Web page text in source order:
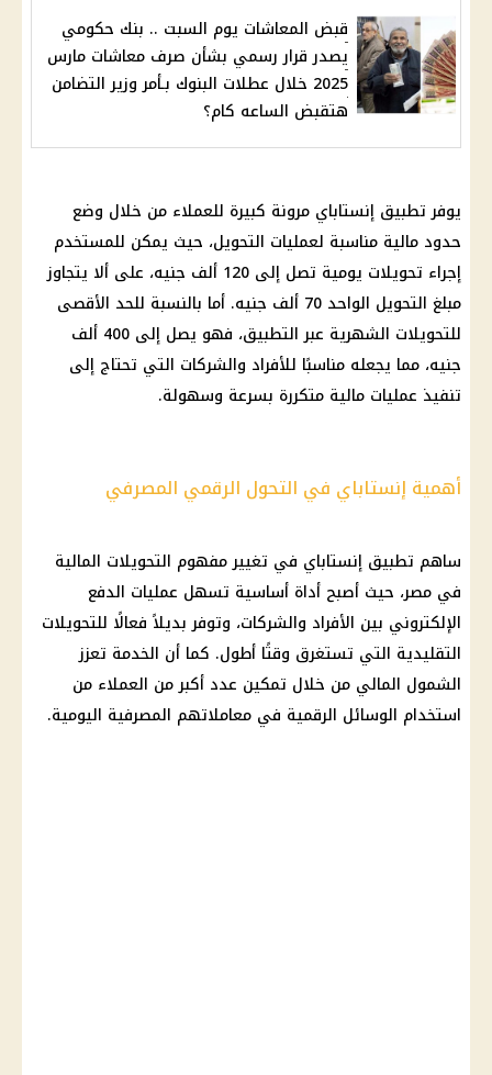
قبض المعاشات يوم السبت .. بنك حكومي
يصدر قرار رسمي بشأن صرف معاشات مارس
2025 خلال عطلات البنوك بـأمر وزير التضامن
هتقبض الساعه كام؟
يوفر تطبيق إنستاباي مرونة كبيرة للعملاء من خلال وضع
حدود مالية مناسبة لعمليات التحويل، حيث يمكن للمستخدم
إجراء تحويلات يومية تصل إلى 120 ألف جنيه، على ألا يتجاوز
مبلغ التحويل الواحد 70 ألف جنيه. أما بالنسبة للحد الأقصى
للتحويلات الشهرية عبر التطبيق، فهو يصل إلى 400 ألف
جنيه، مما يجعله مناسبًا للأفراد والشركات التي تحتاج إلى
تنفيذ عمليات مالية متكررة بسرعة وسهولة.
أهمية إنستاباي في التحول الرقمي المصرفي
ساهم تطبيق إنستاباي في تغيير مفهوم التحويلات المالية
في مصر، حيث أصبح أداة أساسية تسهل عمليات الدفع
الإلكتروني بين الأفراد والشركات، وتوفر بديلاً فعالًا للتحويلات
التقليدية التي تستغرق وقتًا أطول. كما أن الخدمة تعزز
الشمول المالي من خلال تمكين عدد أكبر من العملاء من
استخدام الوسائل الرقمية في معاملاتهم المصرفية اليومية.